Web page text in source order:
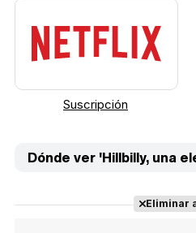
Suscripción
Dónde ver 'Hillbilly, una
Eliminar